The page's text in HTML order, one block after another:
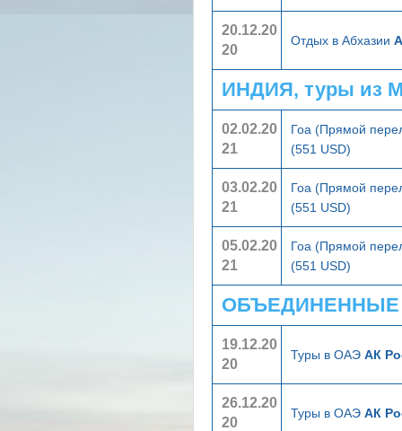
20.12.20
20
Отдых в Абхазии
ИНДИЯ, туры из
02.02.20
21
Гоа (Прямой
(551 USD)
03.02.20
21
Гоа (Прямой
(551 USD)
05.02.20
21
Гоа (Прямой
(551 USD)
ОБЪЕДИНЕННЫЕ
19.12.20
20
Туры в ОАЭ АК
26.12.20
20
Туры в ОАЭ АК